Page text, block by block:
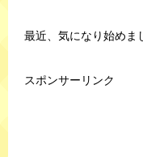
最近、気になり始めま
スポンサーリンク